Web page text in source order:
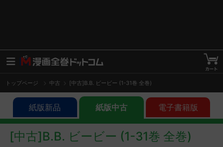
トップページ 中古 [中古]B.B. ビービー (1-31巻 全巻)
紙版新品 紙版中古 電子書籍版
[中古]B.B. ビービー (1-31巻 全巻)